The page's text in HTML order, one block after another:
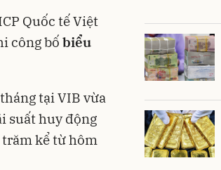
Quốc tế Việt
công bố biểu
tại VIB vừa
suất huy động
trăm kể từ hôm